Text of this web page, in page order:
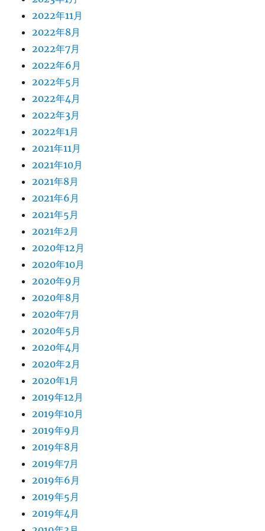
2022年11月
2022年8月
2022年7月
2022年6月
2022年5月
2022年4月
2022年3月
2022年1月
2021年11月
2021年10月
2021年8月
2021年6月
2021年5月
2021年2月
2020年12月
2020年10月
2020年9月
2020年8月
2020年7月
2020年5月
2020年4月
2020年2月
2020年1月
2019年12月
2019年10月
2019年9月
2019年8月
2019年7月
2019年6月
2019年5月
2019年4月